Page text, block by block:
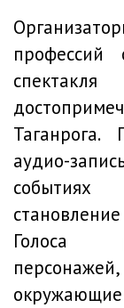
профессий
Таганрога.
аудио-
Голоса